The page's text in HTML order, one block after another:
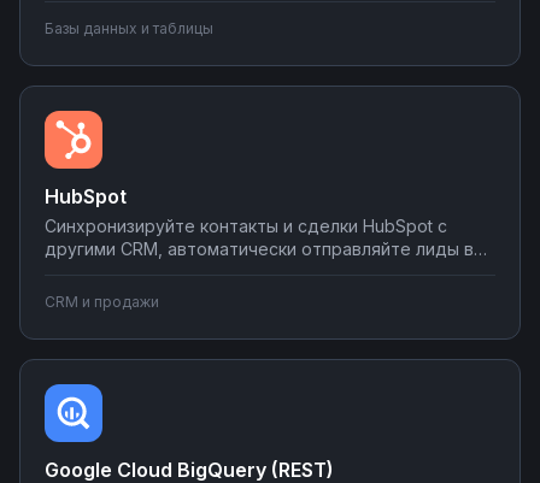
почте или в мессенджеры. Настраивайте
простых сценариев до сложной автоматизации
аналитики.
Базы данных и таблицы
HubSpot
Синхронизируйте контакты и сделки HubSpot с
другими CRM, автоматически отправляйте лиды в
в планировщиках при изменении статуса сделки.
Настраивайте двусторонний обмен данными без
программирования на платформе Nodul.
CRM и продажи
Google Cloud BigQuery (REST)